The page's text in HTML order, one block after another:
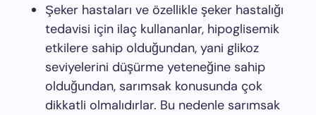
Şeker hastaları ve özellikle şeker hastalığı
tedavisi için ilaç kullananlar, hipoglisemik
etkilere sahip olduğundan, yani glikoz
seviyelerini düşürme yeteneğine sahip
olduğundan, sarımsak konusunda çok
dikkatli olmalıdırlar. Bu nedenle sarımsak